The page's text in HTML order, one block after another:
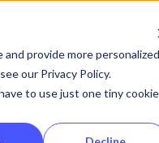
provide more personalized
our Privacy Policy.
to use just one tiny cookie
for Servicios
Clientes